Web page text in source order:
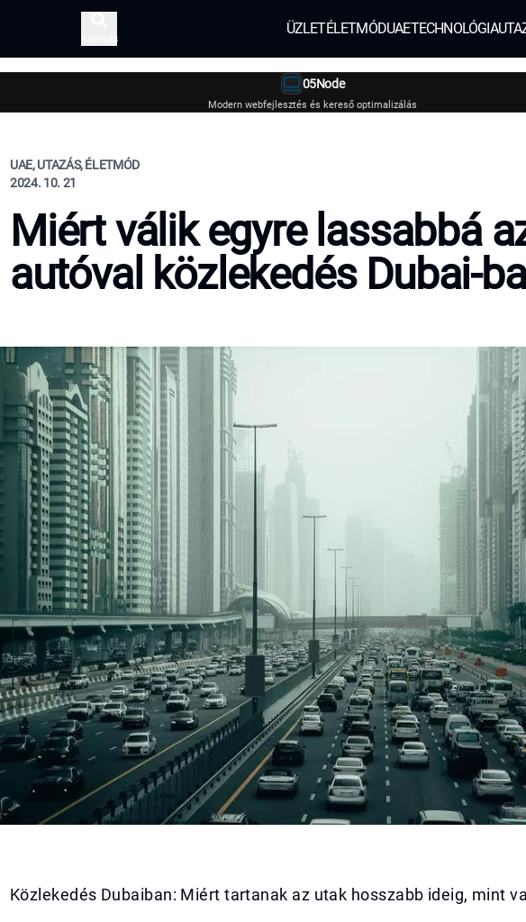
Keresés
ÜZLETÉLETMÓDUAETECHNOLÓGIA
05Node
Modern webfejlesztés és kereső optimalizálás
UAE, UTAZÁS, ÉLETMÓD
2024. 10. 21
Miért válik egyre lassabbá
autóval közlekedés Dubai-
Közlekedés Dubaiban: Miért tartanak az utak hosszabb ideig, mint